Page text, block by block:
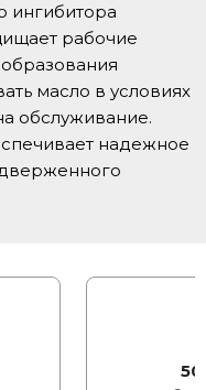
ингибитора
рабочие
масло в условиях
обслуживание.
надежное